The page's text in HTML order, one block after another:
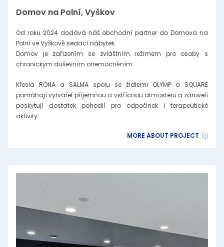
Domov na Polní, Vyškov
Od roku 2024 dodává náš obchodní partner do Domova na
Polní ve Vyškově sedací nábytek.
Domov je zařízením se zvláštním režimem pro osoby s
chronickým duševním onemocněním.
Křesla RONA a SALMA spolu se židlemi OLYMP a SQUARE
pomáhají vytvářet příjemnou a vstřícnou atmosféru a zároveň
poskytují dostatek pohodlí pro odpočinek i terapeutické
aktivity.
MORE ABOUT PROJECT